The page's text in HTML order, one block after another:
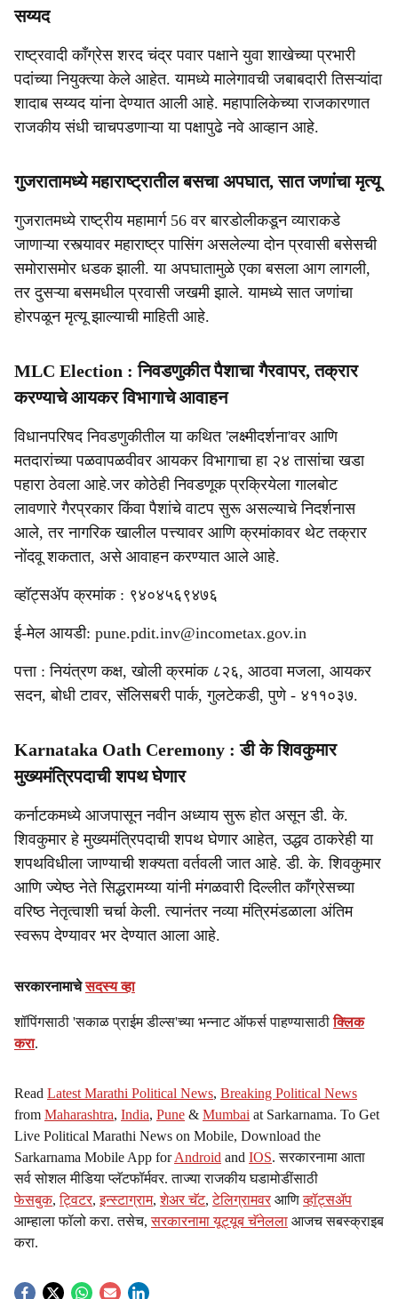
सय्यद
राष्ट्रवादी काँग्रेस शरद चंद्र पवार पक्षाने युवा शाखेच्या प्रभारी
पदांच्या नियुक्त्या केले आहेत. यामध्ये मालेगावची जबाबदारी तिसऱ्यांदा
शादाब सय्यद यांना देण्यात आली आहे. महापालिकेच्या राजकारणात
राजकीय संधी चाचपडणाऱ्या या पक्षापुढे नवे आव्हान आहे.
गुजरातामध्ये महाराष्ट्रातील बसचा अपघात, सात जणांचा मृत्यू
गुजरातमध्ये राष्ट्रीय महामार्ग 56 वर बारडोलीकडून व्याराकडे
जाणाऱ्या रस्त्यावर महाराष्ट्र पासिंग असलेल्या दोन प्रवासी बसेसची
समोरासमोर धडक झाली. या अपघातामुळे एका बसला आग लागली,
तर दुसऱ्या बसमधील प्रवासी जखमी झाले. यामध्ये सात जणांचा
होरपळून मृत्यू झाल्याची माहिती आहे.
MLC Election : निवडणुकीत पैशाचा गैरवापर, तक्रार
करण्याचे आयकर विभागाचे आवाहन
विधानपरिषद निवडणुकीतील या कथित 'लक्ष्मीदर्शना'वर आणि
मतदारांच्या पळवापळवीवर आयकर विभागाचा हा २४ तासांचा खडा
पहारा ठेवला आहे.जर कोठेही निवडणूक प्रक्रियेला गालबोट
लावणारे गैरप्रकार किंवा पैशांचे वाटप सुरू असल्याचे निदर्शनास
आले, तर नागरिक खालील पत्त्यावर आणि क्रमांकावर थेट तक्रार
नोंदवू शकतात, असे आवाहन करण्यात आले आहे.
व्हॉट्सॲप क्रमांक : ९४०४५६९४७६
ई-मेल आयडी: pune.pdit.inv@incometax.gov.in
पत्ता : नियंत्रण कक्ष, खोली क्रमांक ८२६, आठवा मजला, आयकर
सदन, बोधी टावर, सॅलिसबरी पार्क, गुलटेकडी, पुणे - ४११०३७.
Karnataka Oath Ceremony : डी के शिवकुमार
मुख्यमंत्रि‍पदाची शपथ घेणार
कर्नाटकमध्ये आजपासून नवीन अध्याय सुरू होत असून डी. के.
शिवकुमार हे मुख्यमंत्रिपदाची शपथ घेणार आहेत, उद्धव ठाकरेही या
शपथविधीला जाण्याची शक्यता वर्तवली जात आहे. डी. के. शिवकुमार
आणि ज्येष्ठ नेते सिद्धरामय्या यांनी मंगळवारी दिल्लीत काँग्रेसच्या
वरिष्ठ नेतृत्वाशी चर्चा केली. त्यानंतर नव्या मंत्रिमंडळाला अंतिम
स्वरूप देण्यावर भर देण्यात आला आहे.
सरकारनामाचेसदस्य व्हा
शॉपिंगसाठी 'सकाळ प्राईम डील्स'च्या भन्नाट ऑफर्स पाहण्यासाठीक्लिक
करा.
Read Latest Marathi Political News, Breaking Political News
from Maharashtra, India, Pune & Mumbai at Sarkarnama. To Get
Live Political Marathi News on Mobile, Download the
Sarkarnama Mobile App forAndroid and IOS. सरकारनामा आता
सर्व सोशल मीडिया प्लॅटफॉर्मवर. ताज्या राजकीय घडामोडींसाठी
फेसबुक,ट्विटर,इन्स्टाग्राम,शेअर चॅट,टेलिग्रामवर आणिव्हॉट्सॲप
आम्हाला फॉलो करा. तसेच,सरकारनामा यूट्यूब चॅनेलला आजच सबस्क्राइब
करा.